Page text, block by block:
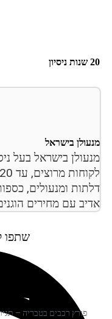
20 שנות ניסיון
מנעולן בישראל
דלתות ומנעולים,
אדיב עם מחירים
שתפו